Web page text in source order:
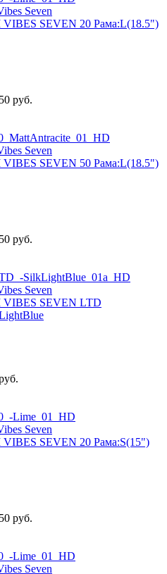
VIBES SEVEN 20 Рама:L(18.5")
руб.
VIBES SEVEN 50 Рама:L(18.5")
руб.
VIBES SEVEN LTD
SEVEN 20 Рама:S(15")
руб.